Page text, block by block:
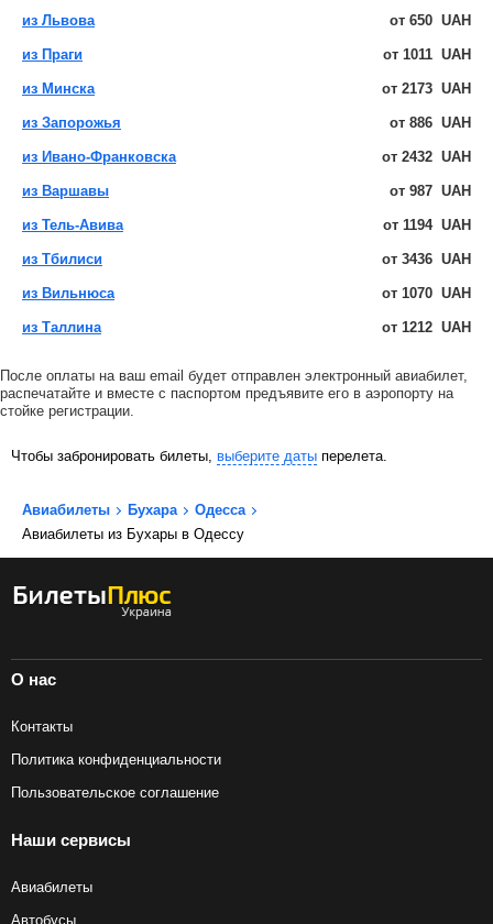
из Львова от 650 UAH
из Праги от 1011 UAH
из Минска от 2173 UAH
из Запорожья от 886 UAH
из Ивано-Франковска от 2432 UAH
из Варшавы от 987 UAH
из Тель-Авива от 1194 UAH
из Тбилиси от 3436 UAH
из Вильнюса от 1070 UAH
из Таллина от 1212 UAH
После оплаты на ваш email будет отправлен электронный авиабилет,
распечатайте и вместе с паспортом предъявите его в аэропорту на
стойке регистрации.
Чтобы забронировать билеты, выберите даты перелета.
Авиабилеты Бухара
Одесса
Авиабилеты из Бухары в Одессу
О нас
Контакты
Политика конфиденциальности
Пользовательское соглашение
Наши сервисы
Авиабилеты
Автобусы